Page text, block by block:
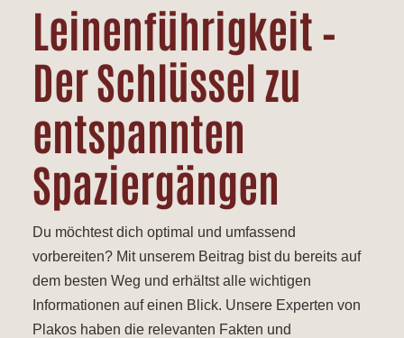
Leinenführigkeit –
Der Schlüssel zu
entspannten
Spaziergängen
Du möchtest dich optimal und umfassend
vorbereiten? Mit unserem Beitrag bist du bereits auf
dem besten Weg und erhältst alle wichtigen
Informationen auf einen Blick. Unsere Experten von
Plakos haben die relevanten Fakten und